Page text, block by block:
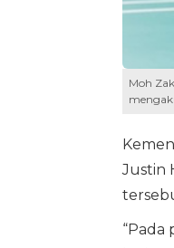
Moh
Justin
“Pada